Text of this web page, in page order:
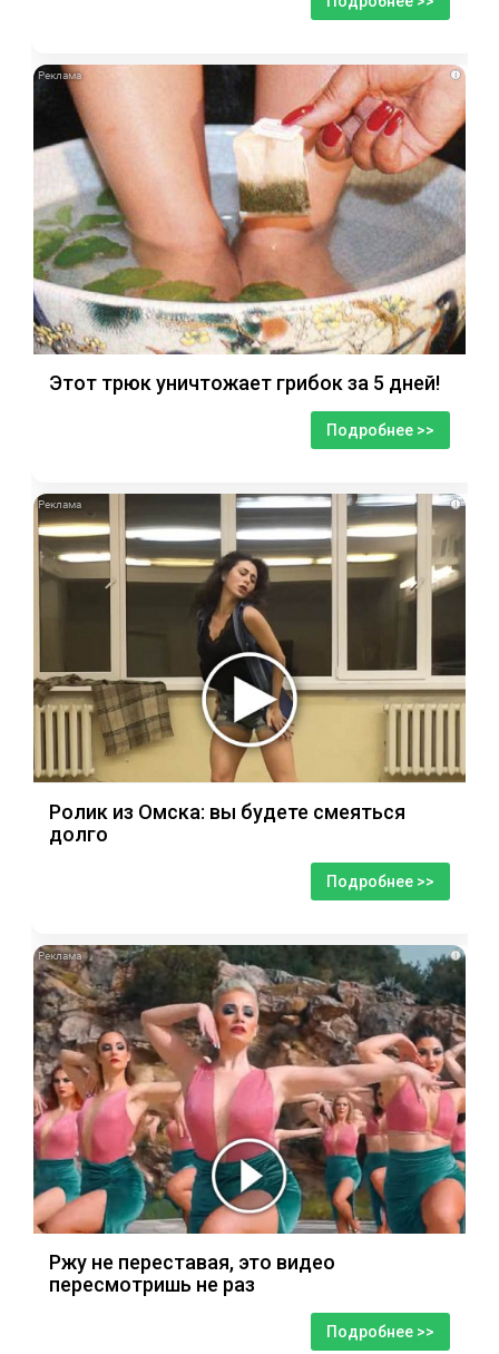
i
Этот трюк уничтожает грибок за 5 дней!
Подробнее >>
i
Ролик из Омска: вы будете смеяться
долго
Подробнее >>
i
Ржу не переставая, это видео
пересмотришь не раз
Подробнее >>